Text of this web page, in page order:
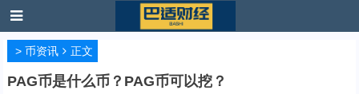
> 币资讯 正文
PAG币是什么币？PAG币可以挖？